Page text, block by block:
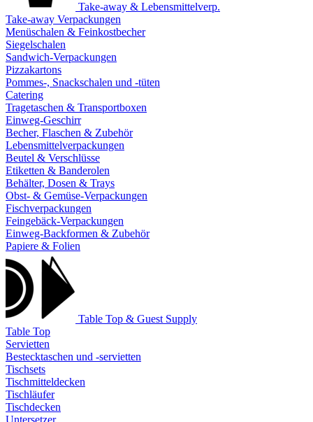
Take-away & Lebensmittelverp.
Take-away Verpackungen
Menüschalen & Feinkostbecher
Siegelschalen
Sandwich-Verpackungen
Pizzakartons
Pommes-, Snackschalen und -tüten
Catering
Tragetaschen & Transportboxen
Einweg-Geschirr
Becher, Flaschen & Zubehör
Lebensmittelverpackungen
Beutel & Verschlüsse
Etiketten & Banderolen
Behälter, Dosen & Trays
Obst- & Gemüse-Verpackungen
Fischverpackungen
Feingebäck-Verpackungen
Einweg-Backformen & Zubehör
Papiere & Folien
Table Top & Guest Supply
Table Top
Servietten
Bestecktaschen und -servietten
Tischsets
Tischmitteldecken
Tischläufer
Tischdecken